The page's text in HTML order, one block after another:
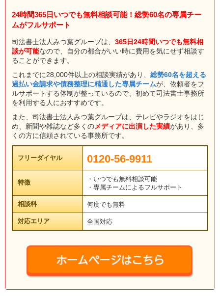
24時間365日いつでも無料相談可能！総勢60名の専属チー
ムがフルサポート
司法書士法人みつ葉グループは、 365日24時間いつでも無料相
談が可能なので、自分の都合がいい時に費用を気にせず相談す
ることができます。
これまでに28,000件以上の相談実績があり、 総勢60名を超える
過払い金請求や債務整理に精通した専属チームが、依頼者をフ
ルサポートする体制が整っているので、初めて司法書士事務所
を利用する人におすすめです。
また、司法書士法人みつ葉グループは、テレビやラジオをはじ
め、新聞や雑誌など多くのメディアに出演した実績があり、多
くの方に信頼されている事務所です。
フリーダイヤル 0120-56-9911
特徴
・いつでも無料相談可能
・専属チームによるフルサポート
相談料 何度でも無料
対応エリア 全国対応